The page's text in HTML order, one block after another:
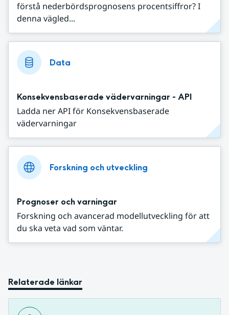
förstå nederbördsprognosens procentsiffror? I
denna vägled...
Data
Konsekvensbaserade vädervarningar - API
Ladda ner API för Konsekvensbaserade
vädervarningar
Forskning och utveckling
Prognoser och varningar
Forskning och avancerad modellutveckling för att
du ska veta vad som väntar.
Relaterade länkar